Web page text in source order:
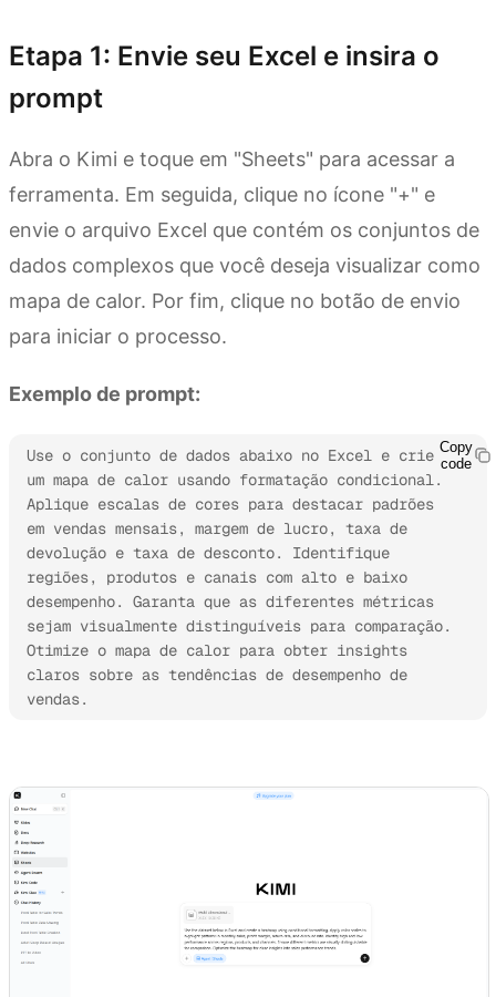
Etapa 1: Envie seu Excel e insira o
prompt
Abra o Kimi e toque em "Sheets" para acessar a
ferramenta. Em seguida, clique no ícone "+" e
envie o arquivo Excel que contém os conjuntos de
dados complexos que você deseja visualizar como
mapa de calor. Por fim, clique no botão de envio
para iniciar o processo.
Exemplo de prompt:
Use o conjunto de dados abaixo no Excel e crie
um mapa de calor usando formatação condicional.
Aplique escalas de cores para destacar padrões
em vendas mensais, margem de lucro, taxa de
devolução e taxa de desconto. Identifique
regiões, produtos e canais com alto e baixo
desempenho. Garanta que as diferentes métricas
sejam visualmente distinguíveis para comparação.
Otimize o mapa de calor para obter insights
claros sobre as tendências de desempenho de
vendas.
Copy
code